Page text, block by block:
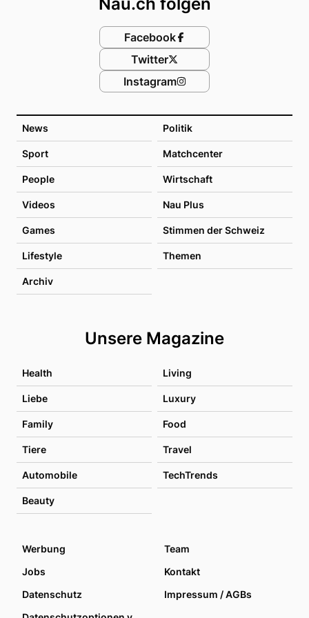
News Politik
Sport Matchcenter
People Wirtschaft
Videos Nau Plus
Games Stimmen der Schweiz
Lifestyle Themen
Archiv
Unsere Magazine
Health Living
Liebe Luxury
Family Food
Tiere Travel
Automobile TechTrends
Beauty
Facebook
Twitter
Instagram
Werbung
Team
Jobs
Kontakt
Datenschutz
Impressum / AGBs